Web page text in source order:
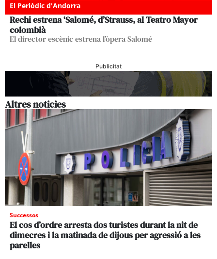
El Periòdic d'Andorra
Rechi estrena ‘Salomé, d’Strauss, al Teatro Mayor
colombià
El director escènic estrena l’òpera Salomé
Publicitat
Altres noticies
Successos
El cos d’ordre arresta dos turistes durant la nit de
dimecres i la matinada de dijous per agressió a les
parelles